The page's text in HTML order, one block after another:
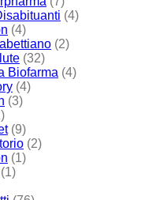
(4)
(4)
(2)
(32)
Biofarma (4)
(4)
(3)
(9)
(2)
(1)
(1)